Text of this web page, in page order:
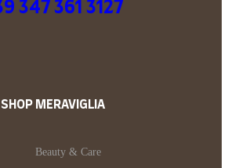
347 361 3127
SHOP MERAVIGLIA
Beauty & Care